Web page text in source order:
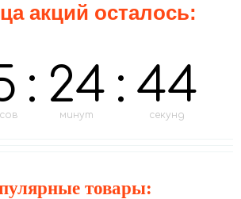
акций осталось:
: 24
минут
: 43
секунд
товары: